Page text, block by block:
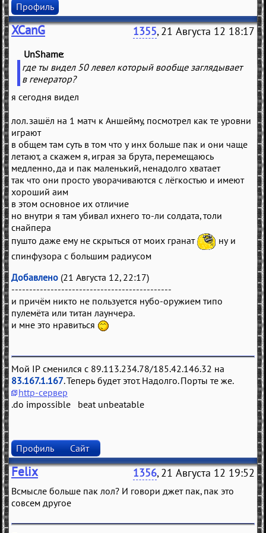
Профиль
XCanG 1355, 21 Августа 12 18:17
UnShame
где ты видел 50 левел который вообще заглядывает
в генератор?
я сегодня видел
лол. зашёл на 1 матч к Аншейму, посмотрел как те уровни
играют
в общем там суть в том что у инх больше пак и они чаще
летают, а скажем я, играя за брута, перемещаюсь
медленно, да и пак маленький, ненадолго хватает
так что они просто уворачиваются с лёгкостью и имеют
хороший аим
в этом основное их отличие
но внутри я там убивал ихнего то-ли солдата, толи
снайпера
пушто даже ему не скрыться от моих гранат
ну и
спинфузора с большим радиусом
Добавлено (21 Августа 12, 22:17)
---------------------------------------------
и причём никто не пользуется нубо-оружием типо
пулемёта или титан лаунчера.
и мне это нравиться
Мой IP сменился с 89.113.234.78/185.42.146.32 на
83.167.1.167. Теперь будет этот. Надолго. Порты те же.
http-сервер
.do impossible beat unbeatable
Профиль Сайт
Felix 1356, 21 Августа 12 19:52
Всмысле больше пак лол? И говори джет пак, пак это
совсем другое